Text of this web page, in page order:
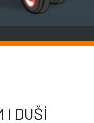
I DUŠÍ